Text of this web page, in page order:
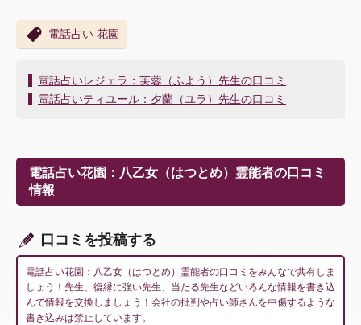
電話占い 花園
投
稿
ー
シ
ョ
電話占いレジェラ：芙蓉（ふよう）先生の口コミ
電話占いティユール：夕蘭（ユラ）先生の口コミ
電話占い花園：八乙女（はつとめ）霊能者の口コミ
情報
口コミを投稿する
電話占い花園：八乙女（はつとめ）霊能者の口コミをみんなで共有しま
しょう！先生、復縁に強い先生、当たる先生などいろんな情報を書き込
んで情報を交換しましょう！会社の批判や占い師さんを中傷するような
書き込みは禁止しています。